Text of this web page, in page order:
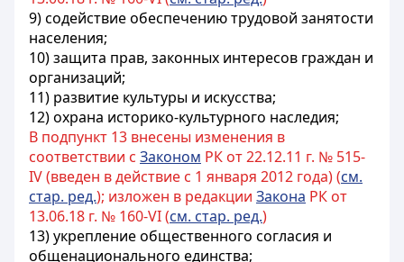
9) содействие обеспечению трудовой занятости
населения;
10) защита прав, законных интересов граждан и
организаций;
11) развитие культуры и искусства;
12) охрана историко-культурного наследия;
В подпункт 13 внесены изменения в
соответствии с Законом РК от 22.12.11 г. № 515-
IV (введен в действие с 1 января 2012 года) (см.
стар. ред.); изложен в редакции Закона РК от
13.06.18 г. № 160-VI (см. стар. ред.)
13) укрепление общественного согласия и
общенационального единства;